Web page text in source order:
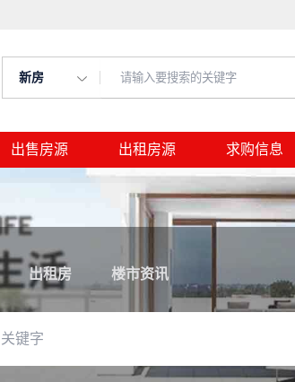
新房
出售房源 出租房源 求购信息
出租房 楼市资讯